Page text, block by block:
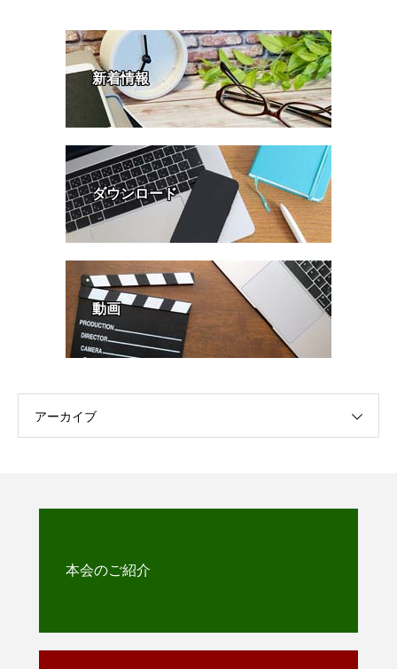
新着情報
ダウンロード
動画
アーカイブ
本会のご紹介